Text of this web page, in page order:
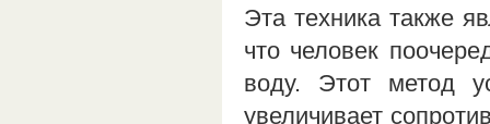
Эта техника также
что человек
воду. Этот метод
увеличивает